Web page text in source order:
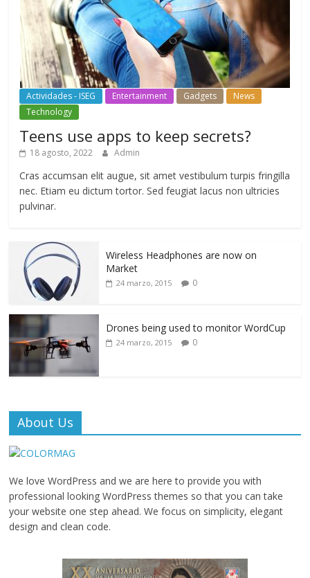
Actividades - ISEG Entertainment Gadgets
News
Technology
Teens use apps to keep secrets?
18 agosto, 2022 Admin
Cras accumsan elit augue, sit amet vestibulum turpis fringilla
nec. Etiam eu dictum tortor. Sed feugiat lacus non ultricies
pulvinar.
Wireless Headphones are now on
Market
24 marzo, 2015 0
Drones being used to monitor WordCup
24 marzo, 2015 0
About Us
We love WordPress and we are here to provide you with
professional looking WordPress themes so that you can take
your website one step ahead. We focus on simplicity, elegant
design and clean code.